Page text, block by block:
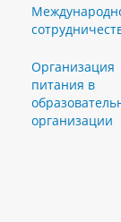
Организация
питания в
организации